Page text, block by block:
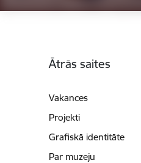
Ātrās saites
Vakances
Projekti
Grafiskā identitāte
Par muzeju